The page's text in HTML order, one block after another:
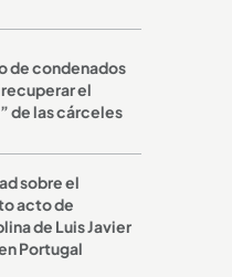
de condenados
el
de las cárceles
sobre el
acto de
de Luis Javier
Portugal